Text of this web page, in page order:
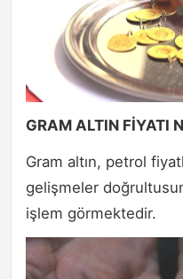
GRAM ALTIN FİYATI
Gram altın, petrol
gelişmeler
işlem görmektedir.